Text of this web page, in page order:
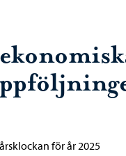
för år 2025